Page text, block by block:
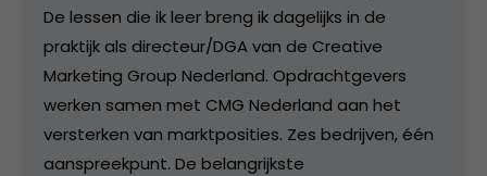
De lessen die ik leer breng ik dagelijks in de
praktijk als directeur/DGA van de Creative
Marketing Group Nederland. Opdrachtgevers
werken samen met CMG Nederland aan het
versterken van marktposities. Zes bedrijven, één
aanspreekpunt. De belangrijkste